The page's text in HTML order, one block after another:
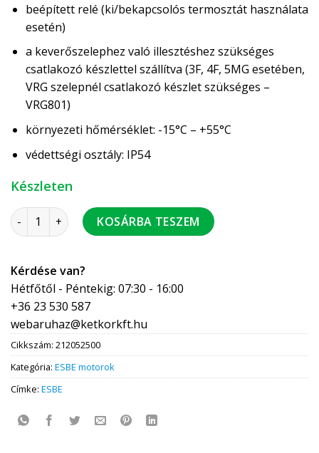
beépített relé (ki/bekapcsolós termosztát használata
esetén)
a keverőszelephez való illesztéshez szükséges
csatlakozó készlettel szállítva (3F, 4F, 5MG esetében,
VRG szelepnél csatlakozó készlet szükséges –
VRG801)
környezeti hőmérséklet: -15°C – +55°C
védettségi osztály: IP54
Készleten
ESBE 97 motor 230V 2 pont 15 sec 5 Nm beépített relével
KOSÁRBA TESZEM
Kérdése van?
Hétfőtől - Péntekig: 07:30 - 16:00
+36 23 530 587
webaruhaz@ketkorkft.hu
Cikkszám: 212052500
Kategória: ESBE motorok
Címke: ESBE